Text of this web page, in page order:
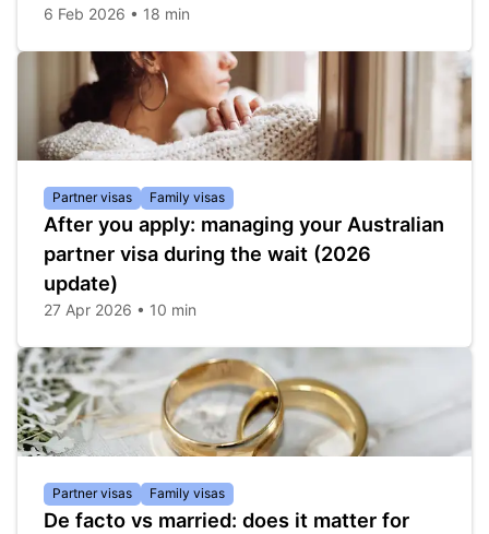
6 Feb 2026 • 18 min
Partner visas Family visas
After you apply: managing your Australian
partner visa during the wait (2026
update)
27 Apr 2026 • 10 min
Partner visas Family visas
De facto vs married: does it matter for